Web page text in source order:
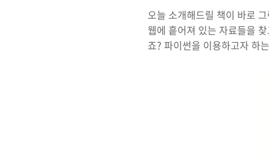
오늘 소개해드릴 책이 바로
웹에 흩어져 있는 자료들을
죠? 파이썬을 이용하고자 하